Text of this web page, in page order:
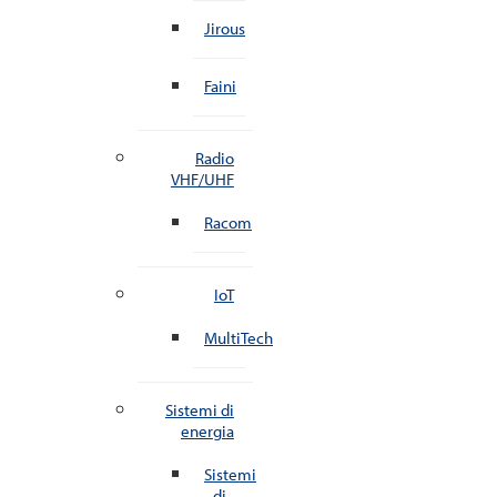
Jirous
Faini
Radio
VHF/UHF
Racom
IoT
MultiTech
Sistemi di
energia
Sistemi